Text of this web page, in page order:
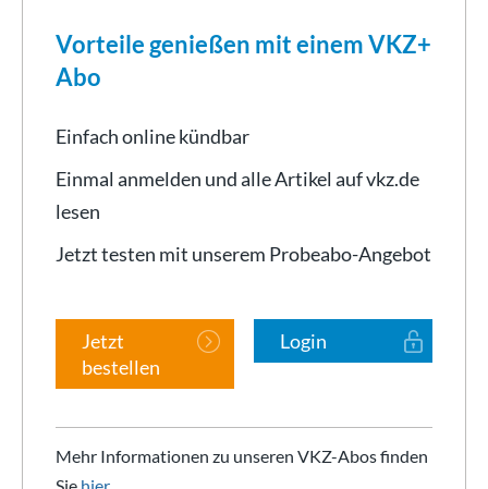
Vorteile genießen mit einem VKZ+
Abo
Einfach online kündbar
Einmal anmelden und alle Artikel auf vkz.de
lesen
Jetzt testen mit unserem Probeabo-Angebot
Jetzt
bestellen
Login
Mehr Informationen zu unseren VKZ-Abos finden
Sie hier